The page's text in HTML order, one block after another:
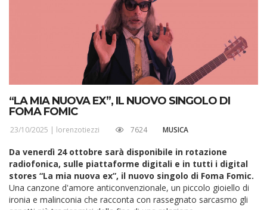
“LA MIA NUOVA EX”, IL NUOVO SINGOLO DI
FOMA FOMIC
23/10/2025 | lorenzotiezzi 7624 MUSICA
Da venerdì 24 ottobre sarà disponibile in rotazione
radiofonica, sulle piattaforme digitali e in tutti i digital
stores “La mia nuova ex”, il nuovo singolo di Foma Fomic.
Una canzone d'amore anticonvenzionale, un piccolo gioiello di
ironia e malinconia che racconta con rassegnato sarcasmo gli